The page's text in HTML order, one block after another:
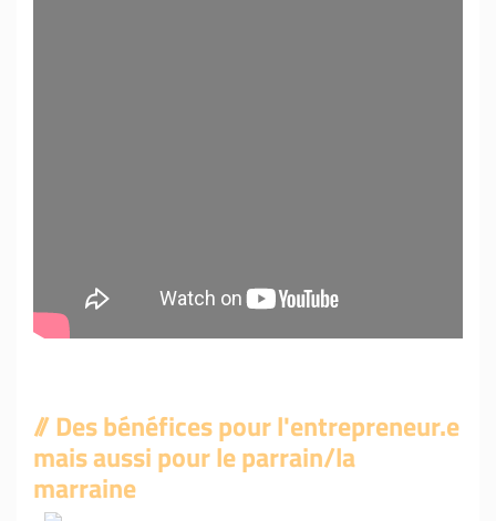
// Des bénéfices pour l'entrepreneur.e
mais aussi pour le parrain/la
marraine